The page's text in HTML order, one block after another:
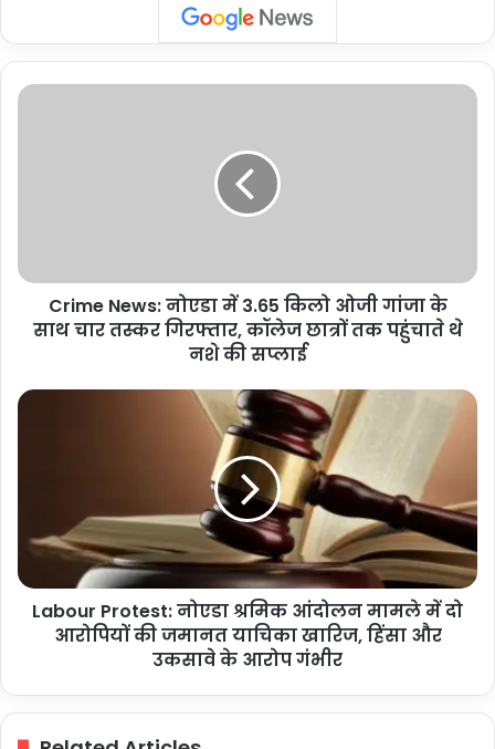
Crime
के
चार
कॉलेज
की
सप्लाई
Crime News: नोएडा में 3.65 किलो ओजी गांजा के
साथ चार तस्कर गिरफ्तार, कॉलेज छात्रों तक पहुंचाते थे
नशे की सप्लाई
Labour
आरोपियों
Labour Protest: नोएडा श्रमिक आंदोलन मामले में दो
आरोपियों की जमानत याचिका खारिज, हिंसा और
उकसावे के आरोप गंभीर